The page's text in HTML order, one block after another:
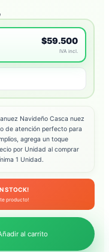
$59.500
IVA incl.
Navideño Casca nuez
de atención perfecto para
agrega un toque
por Unidad al comprar
1 Unidad.
STOCK!
producto!
al carrito